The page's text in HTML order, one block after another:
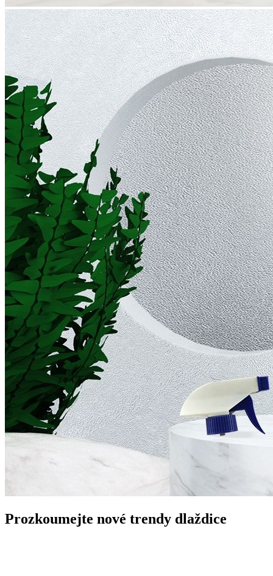
Prozkoumejte nové trendy dlaždice